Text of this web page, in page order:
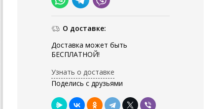
О доставке:
Доставка может быть
БЕСПЛАТНОЙ!
Узнать о доставке
Поделись с друзьями